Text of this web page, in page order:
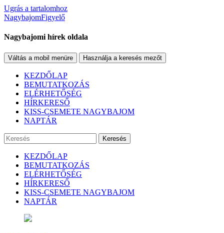
Ugrás a tartalomhoz
NagybajomFigyelő
Nagybajomi hírek oldala
Váltás a mobil menüre Használja a keresés mezőt
KEZDŐLAP
BEMUTATKOZÁS
ELÉRHETŐSÉG
HÍRKERESŐ
KISS-CSEMETE NAGYBAJOM
NAPTÁR
Keresés
KEZDŐLAP
BEMUTATKOZÁS
ELÉRHETŐSÉG
HÍRKERESŐ
KISS-CSEMETE NAGYBAJOM
NAPTÁR